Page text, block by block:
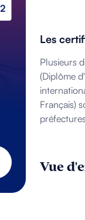
Les
Plusieurs
(Diplôme
Français)
Vue